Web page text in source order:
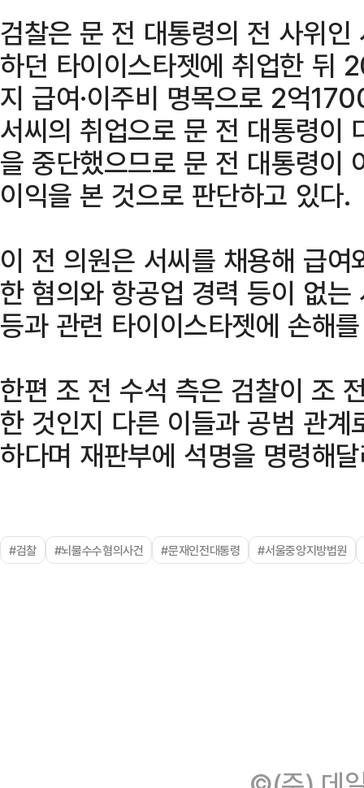
검찰은 문 전 대통령의 전 사위
하던 타이이스타젯에 취업한
지 급여·이주비 명목으로 2억
서씨의 취업으로 문 전 대통령이
을 중단했으므로 문 전 대통령이
이익을 본 것으로 판단하고 있다.
이 전 의원은 서씨를 채용해 급
한 혐의와 항공업 경력 등이 없
등과 관련 타이이스타젯에 손해
한편 조 전 수석 측은 검찰이 조
한 것인지 다른 이들과 공범 관
하다며 재판부에 석명을 명령해
#검찰 #뇌물수수혐의사건 #문재인전대통령 #서울중앙지방법원